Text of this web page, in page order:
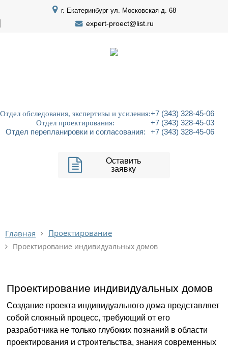
г. Екатеринбург ул. Московская д. 68
expert-proect@list.ru
Отдел обследования, экспертизы и усиления:+7 (343) 328-45-06
Отдел проектирования:
+7 (343) 328-45-03
Отдел перепланировки и согласования:
+7 (343) 328-45-06
Оставить
заявку
Главная Проектирование
Проектирование индивидуальных домов
Проектирование индивидуальных домов
Создание проекта индивидуального дома представляет
собой сложный процесс, требующий от его
разработчика не только глубоких познаний в области
проектирования и строительства, знания современных